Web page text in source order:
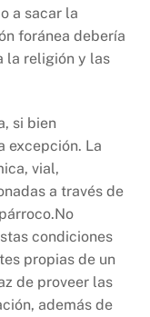
a sacar la
foránea debería
la religión y las
si bien
excepción. La
vial,
a través de
condiciones
propias de un
de proveer las
además de